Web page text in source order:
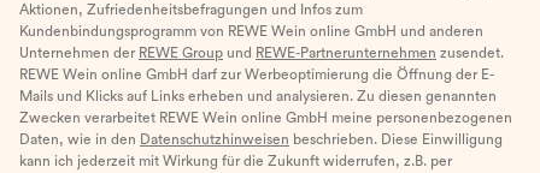
Aktionen, Zufriedenheitsbefragungen und Infos zum
Kundenbindungsprogramm von REWE Wein online GmbH und anderen
Unternehmen der REWE Group und REWE-Partnerunternehmen zusendet.
REWE Wein online GmbH darf zur Werbeoptimierung die Öffnung der E-
Mails und Klicks auf Links erheben und analysieren. Zu diesen genannten
Zwecken verarbeitet REWE Wein online GmbH meine personenbezogenen
Daten, wie in den Datenschutzhinweisen beschrieben. Diese Einwilligung
kann ich jederzeit mit Wirkung für die Zukunft widerrufen, z.B. per